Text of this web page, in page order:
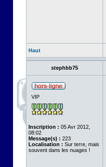
Haut
stephbb75
VIP
Inscription : 05 Avr 2012,
08:02
Message(s) : 223
Localisation : Sur terre, mais
souvent dans les nuages !